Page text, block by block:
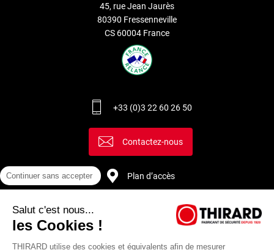
45, rue Jean Jaurès
80390 Fressenneville
CS 60004 France
+33 (0)3 22 60 26 50
Contactez-nous
Plan d’accès
Continuer sans accepter
Salut c'est nous...
les Cookies !
THIRARD utilise des cookies et équivalents afin de mesurer